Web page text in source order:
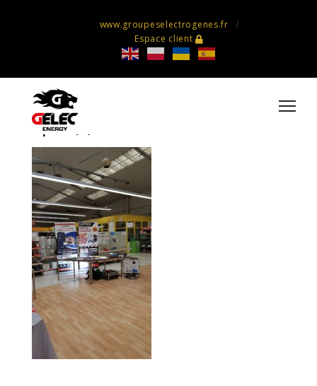
www.groupeselectrogenes.fr
Espace client
REXEL saintes et angouleme le
hpod (3)